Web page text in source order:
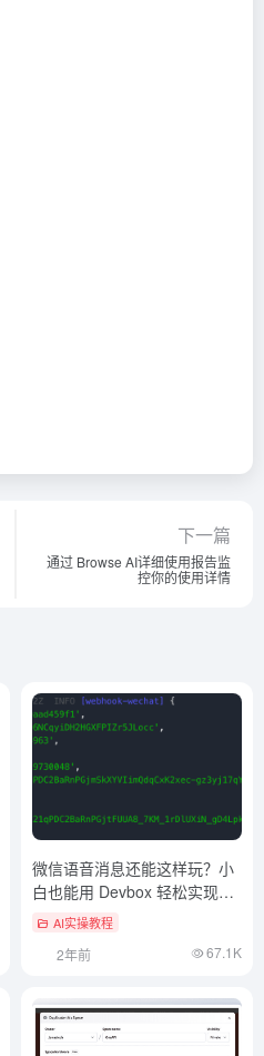
下一篇
通过 Browse AI详细使用报告监
控你的使用详情
微信语音消息还能这样玩？小
白也能用 Devbox 轻松实现公
众号语音转文字！
AI实操教程
2年前 67.1K